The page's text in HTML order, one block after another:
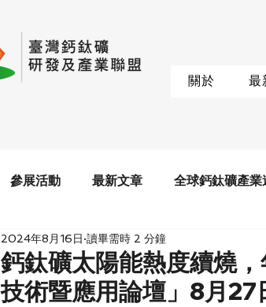
關於 最
參展活動 最新文章 全球鈣鈦礦產業
鈣鈦礦太陽能熱度續燒
技術暨應用論壇」8月27
2024年8月16日 讀畢需時 2 分鐘